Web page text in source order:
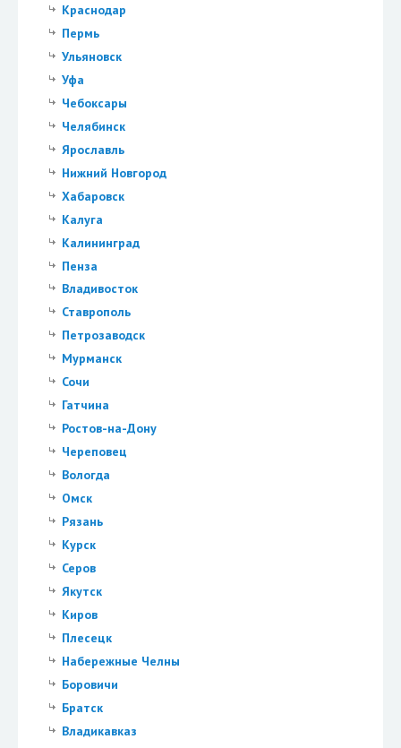
Краснодар
Пермь
Ульяновск
Уфа
Чебоксары
Челябинск
Ярославль
Нижний Новгород
Хабаровск
Калуга
Калининград
Пенза
Владивосток
Ставрополь
Петрозаводск
Мурманск
Сочи
Гатчина
Ростов-на-Дону
Череповец
Вологда
Омск
Рязань
Курск
Серов
Якутск
Киров
Плесецк
Набережные Челны
Боровичи
Братск
Владикавказ